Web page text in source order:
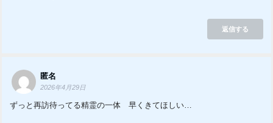
返信する
匿名
2026年4月29日
ずっと再訪待ってる精霊の一体 早くきてほしい…